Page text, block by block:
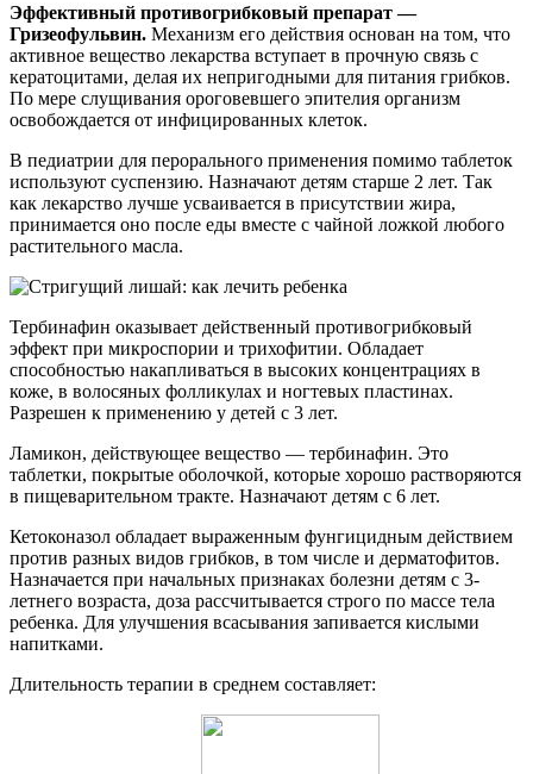
Эффективный противогрибковый препарат —
Гризеофульвин. Механизм его действия основан на том, что
активное вещество лекарства вступает в прочную связь с
кератоцитами, делая их непригодными для питания грибков.
По мере слущивания ороговевшего эпителия организм
освобождается от инфицированных клеток.
В педиатрии для перорального применения помимо таблеток
используют суспензию. Назначают детям старше 2 лет. Так
как лекарство лучше усваивается в присутствии жира,
принимается оно после еды вместе с чайной ложкой любого
растительного масла.
Тербинафин оказывает действенный противогрибковый
эффект при микроспории и трихофитии. Обладает
способностью накапливаться в высоких концентрациях в
коже, в волосяных фолликулах и ногтевых пластинах.
Разрешен к применению у детей с 3 лет.
Ламикон, действующее вещество — тербинафин. Это
таблетки, покрытые оболочкой, которые хорошо растворяются
в пищеварительном тракте. Назначают детям с 6 лет.
Кетоконазол обладает выраженным фунгицидным действием
против разных видов грибков, в том числе и дерматофитов.
Назначается при начальных признаках болезни детям с 3-
летнего возраста, доза рассчитывается строго по массе тела
ребенка. Для улучшения всасывания запивается кислыми
напитками.
Длительность терапии в среднем составляет: